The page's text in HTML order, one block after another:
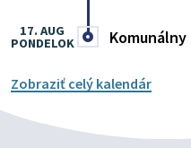
17. AUG
PONDELOK
Zobraziť celý kalendár